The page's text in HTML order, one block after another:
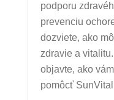
podporu
prevenciu
dozviete, ako
zdravie a
objavte, ako
pomôcť